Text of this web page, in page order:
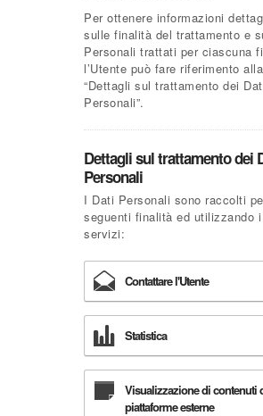
Per ottenere informazioni
sulle finalità del trattamento e
Personali trattati per ciascuna
l’Utente può fare riferimento
“Dettagli sul trattamento dei
Personali”.
Dettagli sul trattamento dei
Personali
I Dati Personali sono raccolti
seguenti finalità ed utilizzando
servizi:
Contattare l'Utente
Statistica
Visualizzazione di contenuti
piattaforme esterne